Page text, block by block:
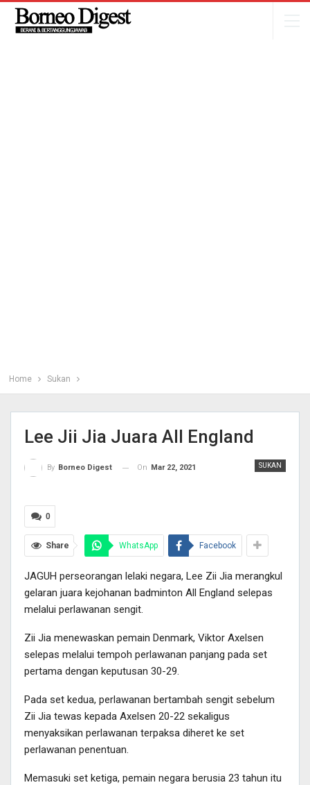
Home Sukan
Lee Jii Jia Juara All England
SUKAN
By Borneo Digest On Mar 22, 2021
0
Share WhatsApp Facebook
JAGUH perseorangan lelaki negara, Lee Zii Jia merangkul
gelaran juara kejohanan badminton All England selepas
melalui perlawanan sengit.
Zii Jia menewaskan pemain Denmark, Viktor Axelsen
selepas melalui tempoh perlawanan panjang pada set
pertama dengan keputusan 30-29.
Pada set kedua, perlawanan bertambah sengit sebelum
Zii Jia tewas kepada Axelsen 20-22 sekaligus
menyaksikan perlawanan terpaksa diheret ke set
perlawanan penentuan.
Memasuki set ketiga, pemain negara berusia 23 tahun itu